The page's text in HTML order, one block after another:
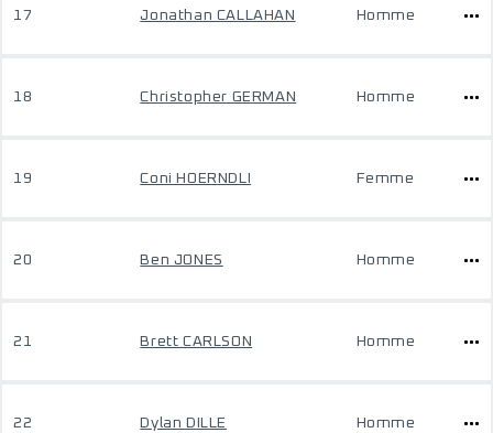
17 Jonathan CALLAHAN Homme
18 Christopher GERMAN Homme
19 Coni HOERNDLI Femme
20 Ben JONES Homme
21 Brett CARLSON Homme
22 Dylan DILLE Homme